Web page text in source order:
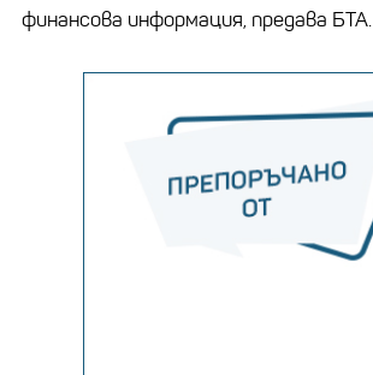
финансова информация, предава БТА.